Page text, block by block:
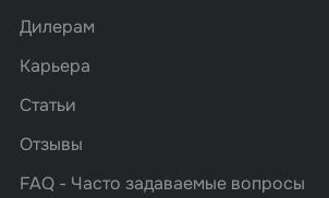
Дилерам
Карьера
Статьи
Отзывы
FAQ - Часто задаваемые вопросы